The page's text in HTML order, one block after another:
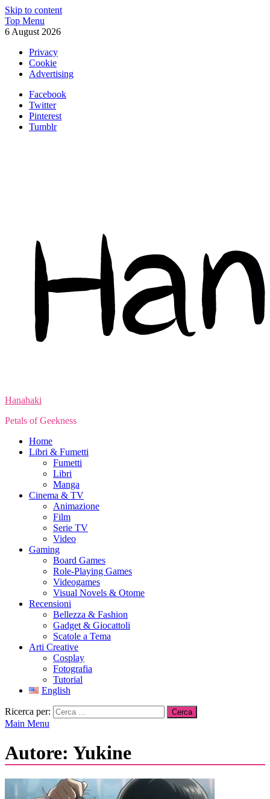
Skip to content
Top Menu
6 August 2026
Privacy
Cookie
Advertising
Facebook
Twitter
Pinterest
Tumblr
Hanahaki
Petals of Geekness
Home
Libri & Fumetti
Fumetti
Libri
Manga
Cinema & TV
Animazione
Film
Serie TV
Video
Gaming
Board Games
Role-Playing Games
Videogames
Visual Novels & Otome
Recensioni
Bellezza & Fashion
Gadget & Giocattoli
Scatole a Tema
Arti Creative
Cosplay
Fotografia
Tutorial
English
Ricerca per:
Main Menu
Autore: Yukine